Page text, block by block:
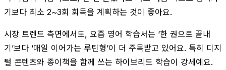
기보다 최소 2~3회 회독을 계획하는 것이 좋아요.
시장 트렌드 측면에서도, 요즘 영어 학습서는 ‘한 권으로 끝내
기’보다 ‘매일 이어가는 루틴형’이 더 주목받고 있어요. 특히 디지
털 콘텐츠와 종이책을 함께 쓰는 하이브리드 학습이 강세예요.